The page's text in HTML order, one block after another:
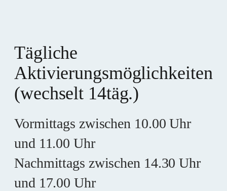
Tägliche
Aktivierungsmöglichkeiten
(wechselt 14täg.)
Vormittags zwischen 10.00 Uhr
und 11.00 Uhr
Nachmittags zwischen 14.30 Uhr
und 17.00 Uhr